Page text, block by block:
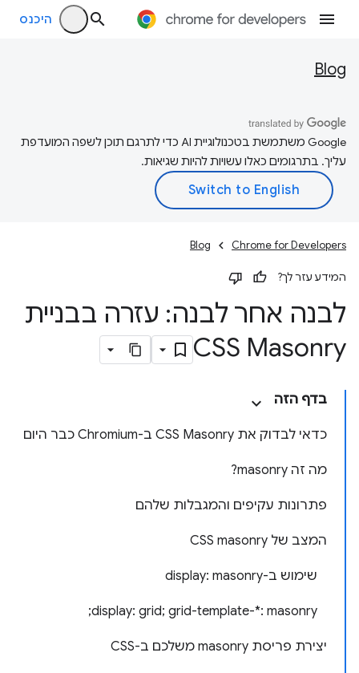
היכנס
Blog
‫Google משתמשת בטכנולוגיית AI כדי לתרגם תוכן לשפה המועדפת
עליך. בתרגומים כאלו עשויות להיות שגיאות.
Chrome for Developers
Blog
המידע עזר לך?
לבנה אחר לבנה: עזרה בבניית
CSS Masonry
בדף הזה
כדאי לבדוק את CSS Masonry ב-Chromium כבר היום
מה זה masonry?
פתרונות עקיפים והמגבלות שלהם
המצב של CSS masonry
שימוש ב-display: masonry
display: grid; grid-template-*: masonry;
יצירת פריסת masonry משלכם ב-CSS